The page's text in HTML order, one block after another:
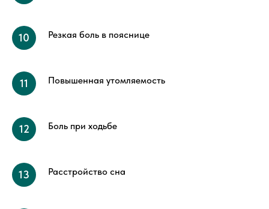
Резкая боль в пояснице
Повышенная утомляемость
Боль при ходьбе
Расстройство сна